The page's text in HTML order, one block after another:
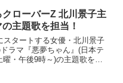
クローバーZ 北川景子主
主題歌を担当！
スタートする女優・北川景子
ラマ『悪夢ちゃん』(日本テ
曜・午後9時～)の主題歌を人